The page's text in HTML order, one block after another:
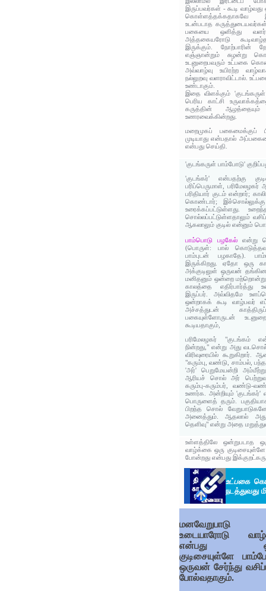
இருப்பவர்கள் - கூடி
கொள்ளத்தக்கதாகவே
உடன்படாத
பகையை ஒளித்து
அத்தகையரோடு
இருக்கும். நோற்பாரின்
எஞ்ஞான்றும் சுழன்று
உடனுறைபவரும் உட்பகை
அவ்வாழ்வு உயிரற்ற
நல்லுறவு வளராவிட்டால்.
உண்டாகும்.
இதை விளக்கும்
பெரிய காட்சி
கருத்தின் ஆழத்தையும்
உணரவைக்கின்றது.
மறைமுகப்
முடியாது என்பதால்
என்பது செய்தி.
'குடங்கருள் பாம்போடு'
'குடங்கர்' என்பதற்கு
பரிப்பெருமாள்,
பரிதியார் குடம் என்றார்;
கொண்டார்;
உரைக்கப்பட்டுள்ளது.
சொல்லப்பட்டுள்ளதாலும்
ஆகலாலும் குடில் என்னும்
பாம்பொடு பழகேல்என்று
(பொருள்: பால்
பாம்புடன் பழகாதே).
இருக்கிறது. ஏதோ ஒரு
அக்குடிலுள் ஒருவன்
மனிதனும் ஒன்றை மற்றொன்று
காலத்தை எதிர்பார்த்து
இருப்பர். அவ்விதமே
ஒன்றாகக் கூடி வாழ்பவர்
அச்சத்துடன்
பகையுள்ளோருடன்
கூடியதாகும்,
பரிமேலழகர் "குடங்கம்
நின்றது," என்று அது
விரிவுரையில்
"கரும்பு, வண்டு, சாம்பல்,
'அர்' பெறுமேயன்றி
ஆரியச் சொல் அர்
கரும்பு-கரும்பர், வண்டு-
உணர்க. அன்றியும்
பொருளைத் தரும்.
பிறந்த சொல்
அனைத்தும். ஆதலால்
தெளிவு" என்று அதை
உள்ளத்திலே ஒன்றுபடாத
வாழ்க்கை ஒரு
போன்றது என்பது
உட்பகை
நடத்துவது
மனவேறுபாடு
உடையாரோடு
என்பது
குடிசையுள்ளே
ஒருவன் சேர்ந்து
போல்வதாகும்.